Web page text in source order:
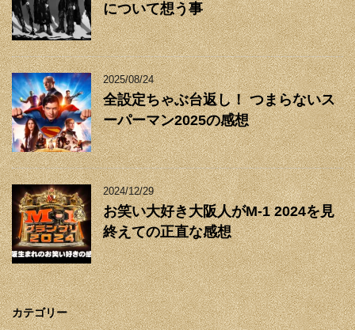
について想う事
2025/08/24
全設定ちゃぶ台返し！ つまらないス
ーパーマン2025の感想
2024/12/29
お笑い大好き大阪人がM-1 2024を見
終えての正直な感想
カテゴリー